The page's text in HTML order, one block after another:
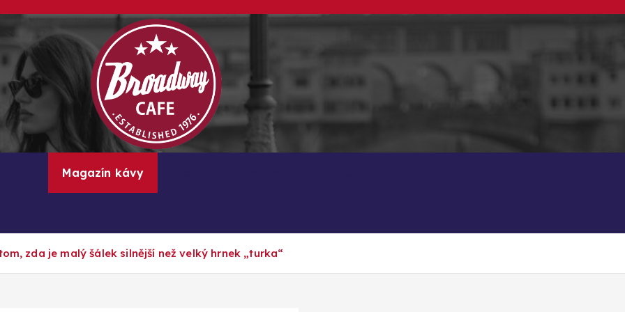
Kávové recepty, lifestyle a trendy inspirace
Magazín kávy
zda je malý šálek silnější než velký hrnek „turka“